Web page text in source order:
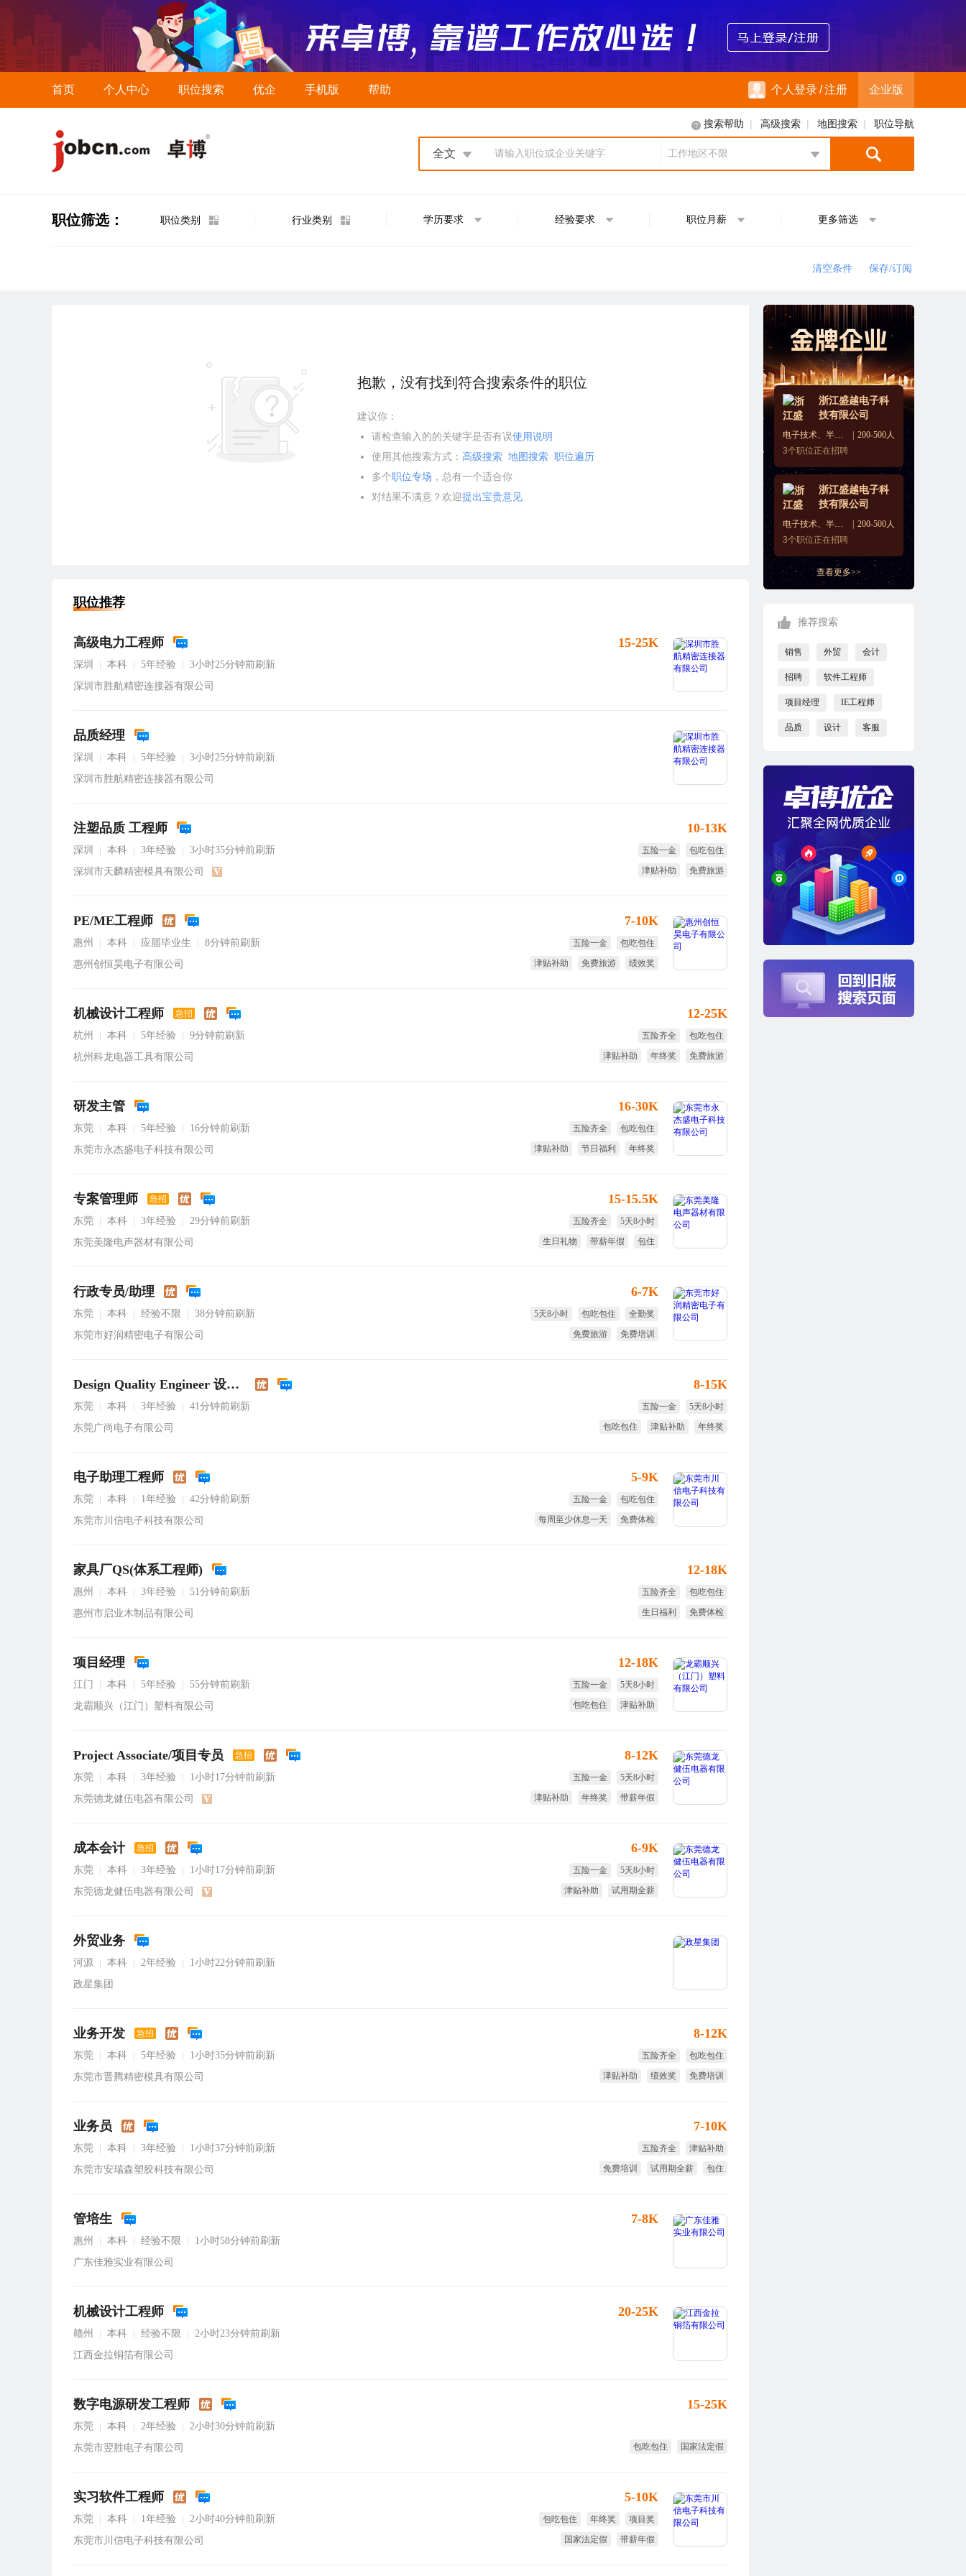
首页 个人中心 职位搜索 优企 手机版 帮助 个人登录/注册 企业版
搜索帮助 | 高级搜索 | 地图搜索 | 职位导航
请输入职位或企业关键字
全文 工作地区不限
职位筛选： 职位类别 行业类别 学历要求 经验要求 职位月薪 更多筛选
清空条件 保存/订阅
浙江盛越电子科
技有限公司
电子技术、半导体、集成电路
200-500人
3个职位正在招聘
浙江盛越电子科
技有限公司
电子技术、半导体、集成电路
200-500人
3个职位正在招聘
查看更多>>
推荐搜索
销售 外贸 会计
招聘 软件工程师
项目经理 IE工程师
品质 设计 客服
抱歉，没有找到符合搜索条件的职位
建议你：
请检查输入的的关键字是否有误使用说明
使用其他搜索方式： 高级搜索 地图搜索 职位遍历
多个职位专场 ，总有一个适合你
对结果不满意？欢迎提出宝贵意见
职位推荐
高级电力工程师
深圳 本科 5年经验
3小时25分钟前刷新
深圳市胜航精密连接器有限公司
15-25K
品质经理
深圳 本科 5年经验
3小时25分钟前刷新
深圳市胜航精密连接器有限公司
注塑品质 工程师
深圳 本科 3年经验
3小时35分钟前刷新
深圳市天麟精密模具有限公司
10-13K
五险一金
包吃包住
津贴补助
免费旅游
PE/ME工程师
惠州 本科 应届毕业生
8分钟前刷新
惠州创恒昊电子有限公司
7-10K
五险一金
包吃包住
津贴补助
免费旅游
绩效奖
机械设计工程师 急招
杭州 本科 5年经验
9分钟前刷新
杭州科龙电器工具有限公司
12-25K
五险齐全
包吃包住
津贴补助
年终奖
免费旅游
研发主管
东莞 本科 5年经验
16分钟前刷新
东莞市永杰盛电子科技有限公司
16-30K
五险齐全
包吃包住
津贴补助
节日福利
年终奖
专案管理师 急招
东莞 本科 3年经验
29分钟前刷新
东莞美隆电声器材有限公司
15-15.5K
五险齐全
5天8小时
生日礼物
带薪年假 包住
行政专员/助理
东莞 本科 经验不限
38分钟前刷新
东莞市好润精密电子有限公司
6-7K
5天8小时 包吃包住
全勤奖
免费旅游
免费培训
Design Quality Engineer 设计品质工程师
东莞 本科 3年经验
41分钟前刷新
东莞广尚电子有限公司
8-15K
五险一金
5天8小时
包吃包住
津贴补助
年终奖
电子助理工程师
东莞 本科 1年经验
42分钟前刷新
东莞市川信电子科技有限公司
5-9K
五险一金
包吃包住
每周至少休息一天
免费体检
家具厂QS(体系工程师)
惠州 本科 3年经验
51分钟前刷新
惠州市启业木制品有限公司
12-18K
五险齐全
包吃包住
生日福利
免费体检
项目经理
江门 本科 5年经验
55分钟前刷新
龙霸顺兴（江门）塑料有限公司
12-18K
五险一金
5天8小时
包吃包住
津贴补助
Project Associate/项目专员 急招
东莞 本科 3年经验
1小时17分钟前刷新
东莞德龙健伍电器有限公司
8-12K
五险一金
5天8小时
津贴补助
年终奖
带薪年假
成本会计 急招
东莞 本科 3年经验
1小时17分钟前刷新
东莞德龙健伍电器有限公司
6-9K
五险一金
5天8小时
津贴补助
试用期全薪
外贸业务
河源 本科 2年经验
1小时22分钟前刷新
政星集团
业务开发 急招
东莞 本科 5年经验
1小时35分钟前刷新
东莞市晋腾精密模具有限公司
8-12K
五险齐全
包吃包住
津贴补助
绩效奖
免费培训
业务员
东莞 本科 3年经验
1小时37分钟前刷新
东莞市安瑞森塑胶科技有限公司
7-10K
五险齐全
津贴补助
免费培训
试用期全薪 包住
管培生
惠州 本科 经验不限
1小时58分钟前刷新
广东佳雅实业有限公司
7-8K
机械设计工程师
赣州 本科 经验不限
2小时23分钟前刷新
江西金拉铜箔有限公司
20-25K
数字电源研发工程师
东莞 本科 2年经验
2小时30分钟前刷新
东莞市翌胜电子有限公司
15-25K
包吃包住 国家法定假
实习软件工程师
东莞 本科 1年经验
2小时40分钟前刷新
东莞市川信电子科技有限公司
5-10K
包吃包住 年终奖
项目奖
国家法定假
带薪年假